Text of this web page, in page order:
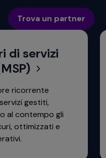
Trova un partner
servizi
ricorrente
gestiti,
contempo gli
ottimizzati e